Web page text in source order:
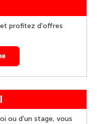
profitez d'offres
ou d'un stage, vous